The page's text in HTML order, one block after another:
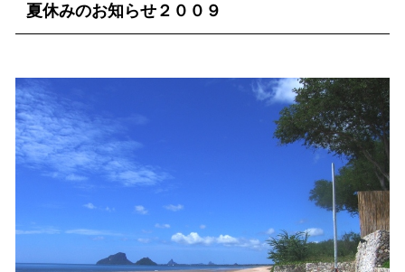
夏休みのお知らせ２００９